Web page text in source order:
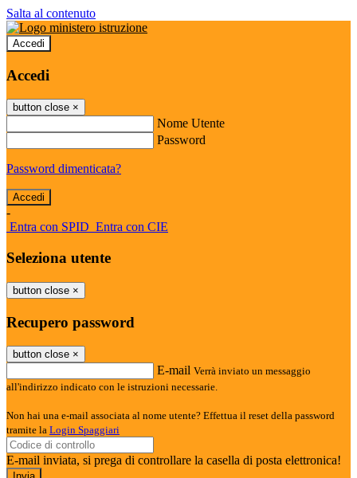
Salta al contenuto
Accedi
Accedi
button close ×
Nome Utente
Password
Password dimenticata?
-
Entra con SPID Entra con CIE
Seleziona utente
button close ×
Recupero password
button close ×
E-mail Verrà inviato un messaggio
all'indirizzo indicato con le istruzioni necessarie.
Non hai una e-mail associata al nome utente? Effettua il reset della password
tramite la Login Spaggiari
E-mail inviata, si prega di controllare la casella di posta elettronica!